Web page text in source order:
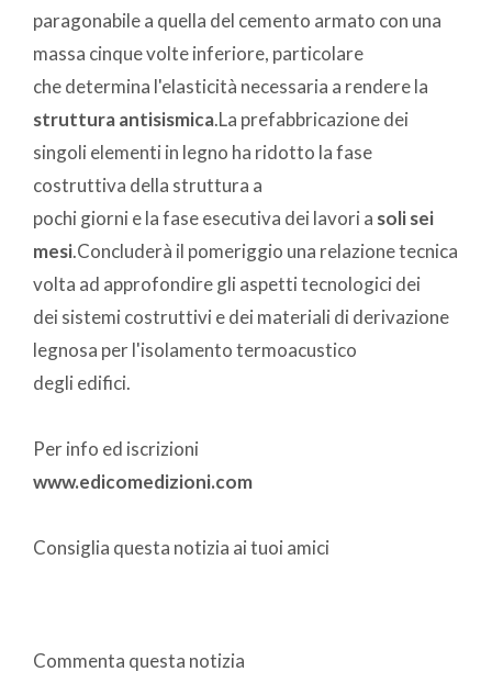
paragonabile a quella del cemento armato con una
massa cinque volte inferiore, particolare
che determina l'elasticità necessaria a rendere la
struttura antisismica.La prefabbricazione dei
singoli elementi in legno ha ridotto la fase
costruttiva della struttura a
pochi giorni e la fase esecutiva dei lavori a soli sei
mesi.Concluderà il pomeriggio una relazione tecnica
volta ad approfondire gli aspetti tecnologici dei
dei sistemi costruttivi e dei materiali di derivazione
legnosa per l'isolamento termoacustico
degli edifici.
Per info ed iscrizioni
www.edicomedizioni.com
Consiglia questa notizia ai tuoi amici
Commenta questa notizia